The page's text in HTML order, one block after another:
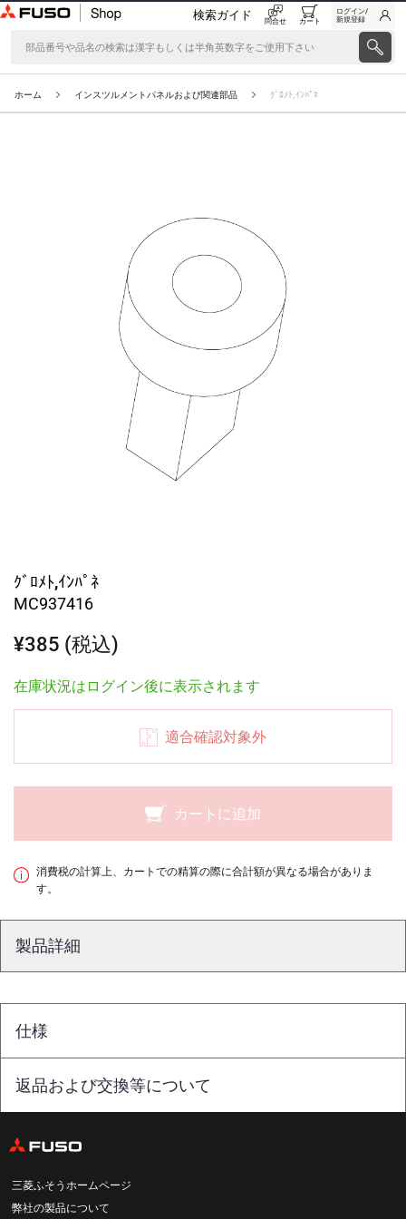
検索ガイド 問合せ カート
ログイン/
新規登録
ホーム インスツルメントパネルおよび関連部品 ｸﾞﾛﾒﾄ,ｲﾝﾊﾟﾈ
ｸﾞﾛﾒﾄ,ｲﾝﾊﾟﾈ
MC937416
¥385 (税込)
在庫状況はログイン後に表示されます
適合確認対象外
カートに追加
消費税の計算上、カートでの精算の際に合計額が異なる場合がありま
す。
製品詳細
仕様
返品および交換等について
三菱ふそうホームページ
弊社の製品について